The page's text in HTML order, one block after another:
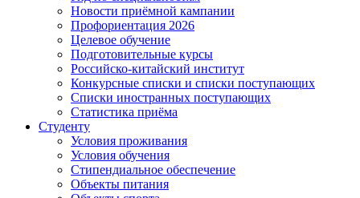
Новости приёмной кампании
Профориентация 2026
Целевое обучение
Подготовительные курсы
Российско-китайский институт
Конкурсные списки и списки поступающих
Списки иностранных поступающих
Статистика приёма
Студенту
Условия проживания
Условия обучения
Стипендиальное обеспечение
Объекты питания